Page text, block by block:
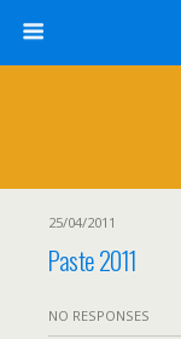
25/04/2011
Paste 2011
NO RESPONSES